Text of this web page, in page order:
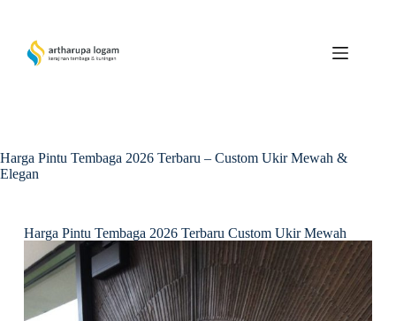
Harga Pintu Tembaga 2026 Terbaru – Custom Ukir Mewah &
Elegan
Harga Pintu Tembaga 2026 Terbaru Custom Ukir Mewah